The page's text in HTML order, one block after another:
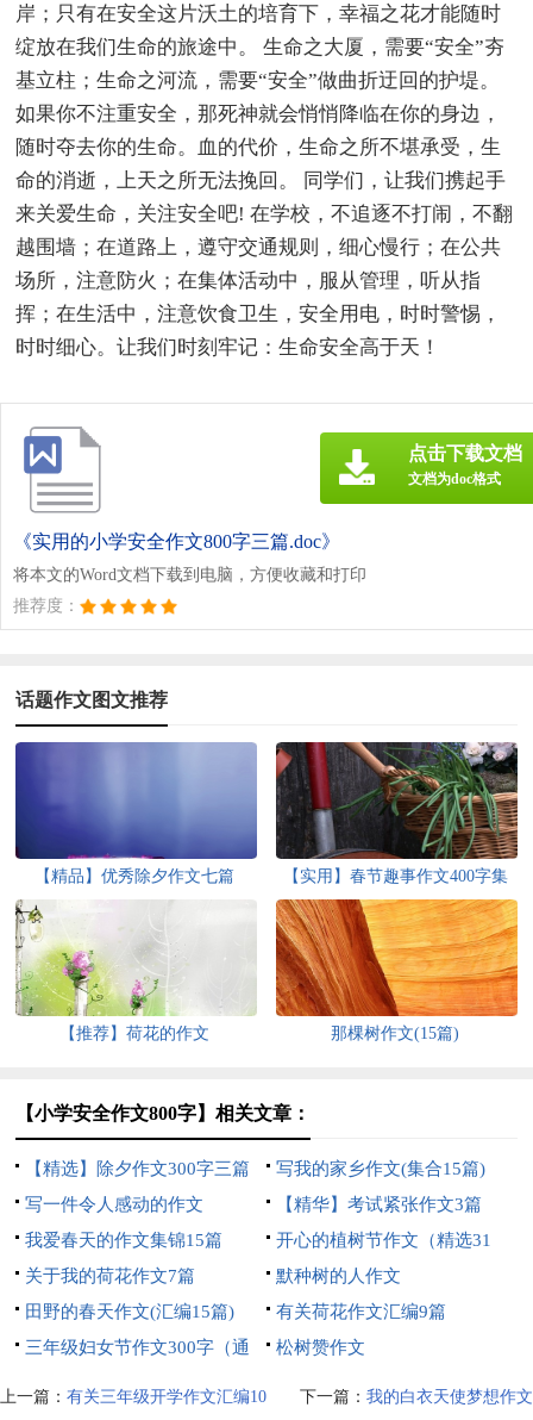
岸；只有在安全这片沃土的培育下，幸福之花才能随时
绽放在我们生命的旅途中。 生命之大厦，需要“安全”夯
基立柱；生命之河流，需要“安全”做曲折迂回的护堤。
如果你不注重安全，那死神就会悄悄降临在你的身边，
随时夺去你的生命。血的代价，生命之所不堪承受，生
命的消逝，上天之所无法挽回。 同学们，让我们携起手
来关爱生命，关注安全吧! 在学校，不追逐不打闹，不翻
越围墙；在道路上，遵守交通规则，细心慢行；在公共
场所，注意防火；在集体活动中，服从管理，听从指
挥；在生活中，注意饮食卫生，安全用电，时时警惕，
时时细心。让我们时刻牢记：生命安全高于天！
《实用的小学安全作文800字三篇.doc》
将本文的Word文档下载到电脑，方便收藏和打印
推荐度：
点击下载文档
文档为doc格式
话题作文图文推荐
【精品】优秀除夕作文七篇
【实用】春节趣事作文400字集
锦8篇
【推荐】荷花的作文 那棵树作文(15篇)
【小学安全作文800字】相关文章：
【精选】除夕作文300字三篇
写我的家乡作文(集合15篇)
写一件令人感动的作文
【精华】考试紧张作文3篇
我爱春天的作文集锦15篇
开心的植树节作文（精选31
篇）
关于我的荷花作文7篇
默种树的人作文
田野的春天作文(汇编15篇)
有关荷花作文汇编9篇
三年级妇女节作文300字（通
松树赞作文
上一篇： 有关三年级开学作文汇编10 下一篇： 我的白衣天使梦想作文